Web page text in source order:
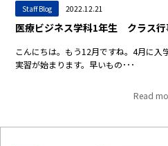
Staff Blog 2022.12.21
医療ビジネス学科1年生 クラス行
こんにちは。もう12月ですね。4月に入
実習が始まります。早いもの･･･
Read